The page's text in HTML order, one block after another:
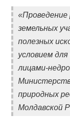
«Проведение
земельных
полезных
условием
лицами-
природных
Молдавской
Этот